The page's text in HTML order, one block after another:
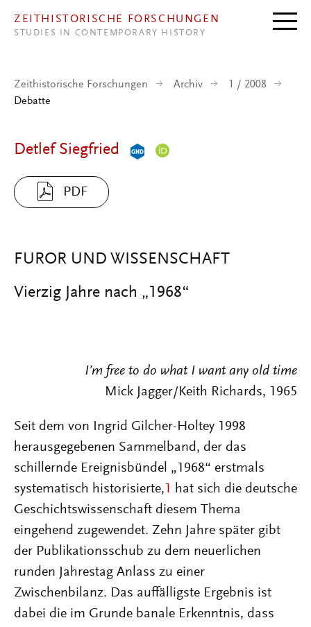
ZEITHISTORISCHE FORSCHUNGEN
STUDIES IN CONTEMPORARY HISTORY
Zeithistorische Forschungen Archiv
1 / 2008
Debatte
Detlef Siegfried
PDF
FUROR UND WISSENSCHAFT
Vierzig Jahre nach „1968“
I’m free to do what I want any old time
Mick Jagger/Keith Richards, 1965
Seit dem von Ingrid Gilcher-Holtey 1998
herausgegebenen Sammelband, der das
schillernde Ereignisbündel „1968“ erstmals
systematisch historisierte, 1 hat sich die deutsche
Geschichtswissenschaft diesem Thema
eingehend zugewendet. Zehn Jahre später gibt
der Publikationsschub zu dem neuerlichen
runden Jahrestag Anlass zu einer
Zwischenbilanz. Das auffälligste Ergebnis ist
dabei die im Grunde banale Erkenntnis, dass